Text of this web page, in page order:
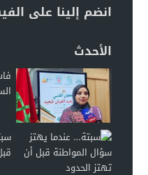
انضم إلينا على
الأحدث